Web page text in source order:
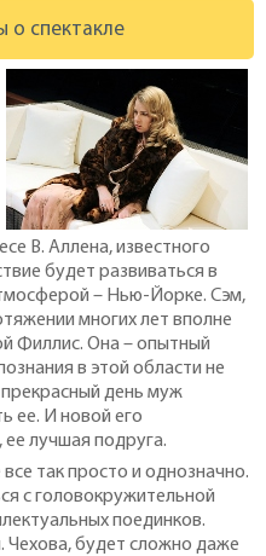
о спектакле
В. Аллена, известного
будет развиваться в
– Нью-Йорке. Сэм,
многих лет вполне
Филлис. Она – опытный
в этой области не
день муж
ее. И новой его
лучшая подруга.
так просто и однозначно.
с головокружительной
поединков.
будет сложно даже